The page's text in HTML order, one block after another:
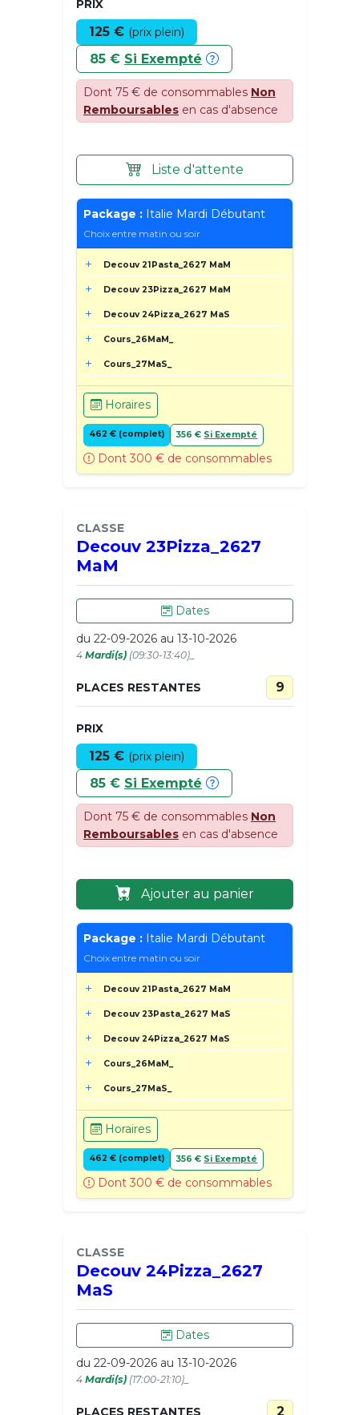
PRIX
125 € (prix plein)
85 € Si Exempté
Dont 75 € de consommables Non
Remboursables en cas d'absence
Liste d'attente
Package : Italie Mardi Débutant
Choix entre matin ou soir
Decouv 21Pasta_2627 MaM
Decouv 23Pizza_2627 MaM
Decouv 24Pizza_2627 MaS
Cours_26MaM_
Cours_27MaS_
Horaires
462 € (complet) 356 € Si Exempté
Dont 300 € de consommables
CLASSE
Decouv 23Pizza_2627
MaM
Dates
du 22-09-2026 au 13-10-2026
4 Mardi(s) (09:30-13:40)_
PLACES RESTANTES 9
PRIX
125 € (prix plein)
85 € Si Exempté
Dont 75 € de consommables Non
Remboursables en cas d'absence
Ajouter au panier
Package : Italie Mardi Débutant
Choix entre matin ou soir
Decouv 21Pasta_2627 MaM
Decouv 23Pasta_2627 MaS
Decouv 24Pizza_2627 MaS
Cours_26MaM_
Cours_27MaS_
Horaires
462 € (complet) 356 € Si Exempté
Dont 300 € de consommables
CLASSE
Decouv 24Pizza_2627
MaS
Dates
du 22-09-2026 au 13-10-2026
4 Mardi(s) (17:00-21:10)_
PLACES RESTANTES 2